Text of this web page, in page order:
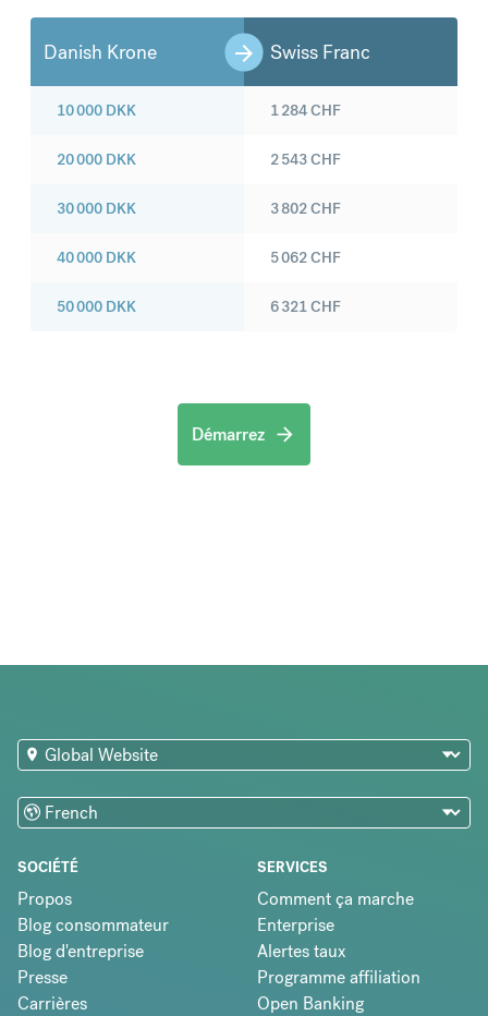
Danish Krone Swiss Franc
10 000 DKK
20 000 DKK
30 000 DKK
40 000 DKK
50 000 DKK
1 284CHF
2 543CHF
3 802CHF
5 062CHF
6 321CHF
Démarrez
SOCIÉTÉ
Propos
Blog consommateur
Blog d'entreprise
Presse
Carrières
SERVICES
Comment ça marche
Enterprise
Alertes taux
Programme affiliation
Open Banking